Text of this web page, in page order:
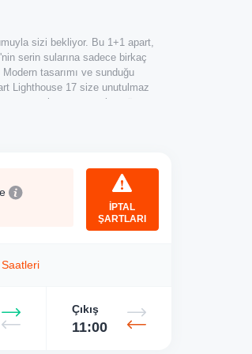
sizi bekliyor. Bu 1+1 apart,
serin sularına sadece birkaç
tasarımı ve sunduğu
Lighthouse 17 size unutulmaz
burası tam size göre.
Rahatlıkları
bir atmosfer karşılıyor. Geniş
Ücretsiz Wi-Fi ile tatil boyunca
günlerinde serinleyebilir, tatilinizin
veya bahçelerde yürüyüş
İPTAL
ŞARTLARI
Saatleri
Çıkış
11:00